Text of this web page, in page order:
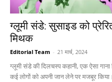
ग्लूमी संडे: सुसाइड को
मिथक
Editorial Team - 21 मार्च, 2024
ग्लूमी संडे की दिलचस्प कहानी, एक ऐसा
कई लोगों को अपनी जान लेने पर मजबूर